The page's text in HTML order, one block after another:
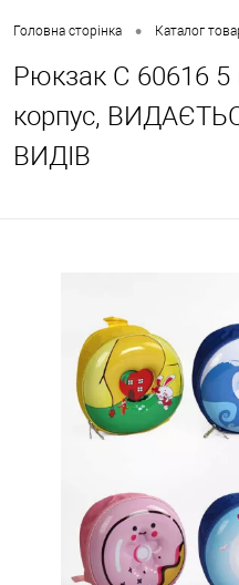
Головна сторінка • Каталог
Рюкзак C 60616 5
корпус,
ВИДІВ